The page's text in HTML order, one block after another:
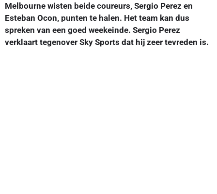
Melbourne wisten beide coureurs, Sergio Perez en
Esteban Ocon, punten te halen. Het team kan dus
spreken van een goed weekeinde. Sergio Perez
verklaart tegenover Sky Sports dat hij zeer tevreden is.